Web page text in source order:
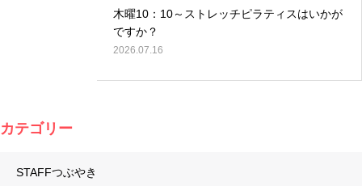
木曜10：10～ストレッチピラティスはいかが
ですか？
2026.07.16
カテゴリー
STAFFつぶやき